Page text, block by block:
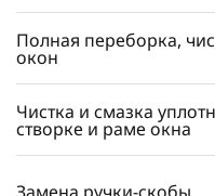
Полная переборка,
окон
Чистка и смазка
створке и раме окна
Замена ручки-скобы